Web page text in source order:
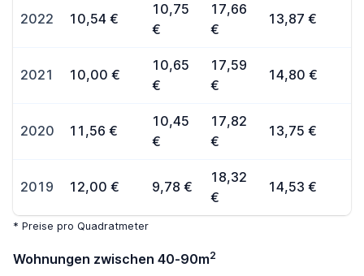
2022 10,54 €
10,75
€
17,66
€
13,87 €
2021 10,00 €
10,65
€
17,59
€
14,80 €
2020 11,56 €
10,45
€
17,82
€
13,75 €
2019 12,00 € 9,78 €
18,32
€
14,53 €
* Preise pro Quadratmeter
Wohnungen zwischen 40-90m2